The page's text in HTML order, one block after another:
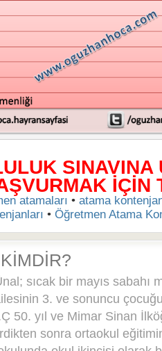
SINAVINA
İÇİN
atamaları • atama
• Öğretmen Atama
sıcak bir mayıs sabahı
3. ve sonuncu
50. yıl ve Mimar Sinan
sonra ortaokul